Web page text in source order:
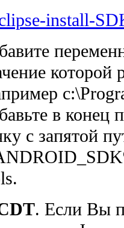
которой
в конец
с запятой
. Если Вы